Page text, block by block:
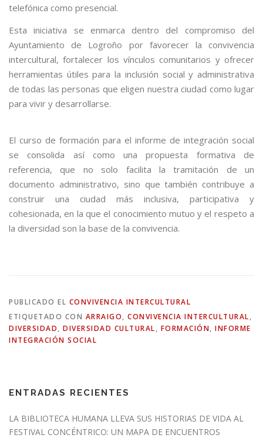
telefónica como presencial.
Esta iniciativa se enmarca dentro del compromiso del
Ayuntamiento de Logroño por favorecer la convivencia
intercultural, fortalecer los vínculos comunitarios y ofrecer
herramientas útiles para la inclusión social y administrativa
de todas las personas que eligen nuestra ciudad como lugar
para vivir y desarrollarse.
El curso de formación para el informe de integración social
se consolida así como una propuesta formativa de
referencia, que no solo facilita la tramitación de un
documento administrativo, sino que también contribuye a
construir una ciudad más inclusiva, participativa y
cohesionada, en la que el conocimiento mutuo y el respeto a
la diversidad son la base de la convivencia.
PUBLICADO EL CONVIVENCIA INTERCULTURAL
ETIQUETADO CON ARRAIGO, CONVIVENCIA INTERCULTURAL,
DIVERSIDAD, DIVERSIDAD CULTURAL, FORMACIÓN, INFORME
INTEGRACIÓN SOCIAL
ENTRADAS RECIENTES
LA BIBLIOTECA HUMANA LLEVA SUS HISTORIAS DE VIDA AL
FESTIVAL CONCÉNTRICO: UN MAPA DE ENCUENTROS